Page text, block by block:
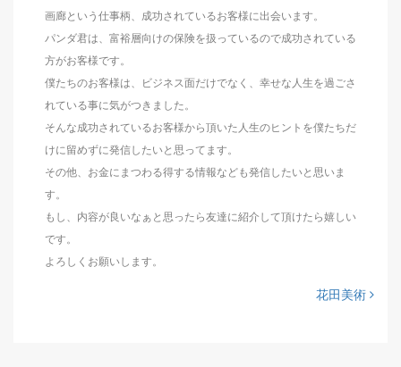
画廊という仕事柄、成功されているお客様に出会います。
パンダ君は、富裕層向けの保険を扱っているので成功されている
方がお客様です。
僕たちのお客様は、ビジネス面だけでなく、幸せな人生を過ごさ
れている事に気がつきました。
そんな成功されているお客様から頂いた人生のヒントを僕たちだ
けに留めずに発信したいと思ってます。
その他、お金にまつわる得する情報なども発信したいと思いま
す。
もし、内容が良いなぁと思ったら友達に紹介して頂けたら嬉しい
です。
よろしくお願いします。
花田美術